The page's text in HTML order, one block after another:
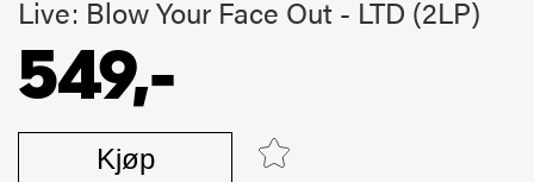
Live: Blow Your Face Out - LTD (2LP)
549,-
Kjøp